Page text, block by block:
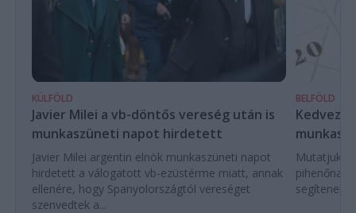
KÜLFÖLD
Javier Milei a vb-döntős vereség után is
munkaszüneti napot hirdetett
Javier Milei argentin elnök munkaszüneti napot
hirdetett a válogatott vb-ezüstérme miatt, annak
ellenére, hogy Spanyolországtól vereséget
szenvedtek a...
BELFÖLD
Kedvező
Mutatjuk a
segítenek